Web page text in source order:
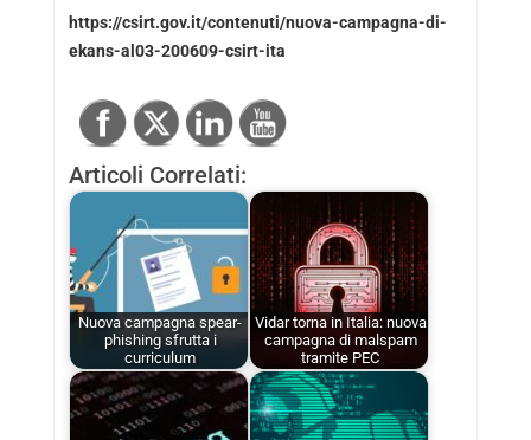
https://csirt.gov.it/contenuti/nuova-campagna-di-
ekans-al03-200609-csirt-ita
Articoli Correlati:
Nuova campagna spear-
phishing sfrutta i
curriculum
Vidar torna in Italia: nuova
campagna di malspam
tramite PEC